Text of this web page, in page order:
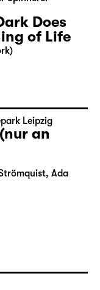
Does
of Life
Leipzig
an
Ada